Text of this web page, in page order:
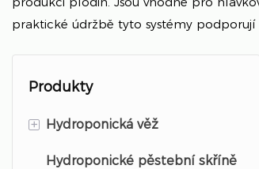
praktické údržbě tyto systémy
Produkty
+ Hydroponická věž
Vertikální hydroponická věž
Hydroponické pěstební skříně